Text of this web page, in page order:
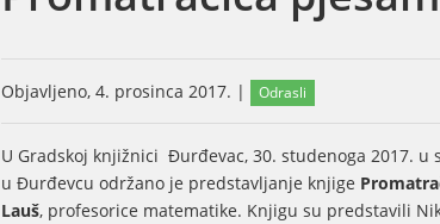
Objavljeno, 4. prosinca 2017. | Odrasli
U Gradskoj knjižnici Đurđevac, 30. studenoga 2017.
u Đurđevcu održano je predstavljanje knjige
Lauš, profesorice matematike. Knjigu su predstavili